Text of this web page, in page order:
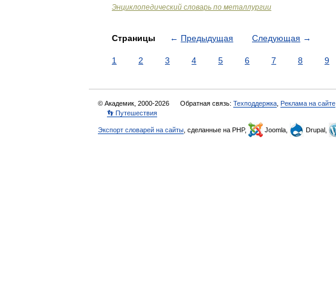
Энциклопедический словарь по металлургии
Страницы ← Предыдущая Следующая →
1 2 3 4 5 6 7 8 9
© Академик, 2000-2026 Обратная связь: Техподдержка Реклама на сайте
👣 Путешествия
Экспорт словарей на сайты , сделанные на PHP, Joomla, Drupal,